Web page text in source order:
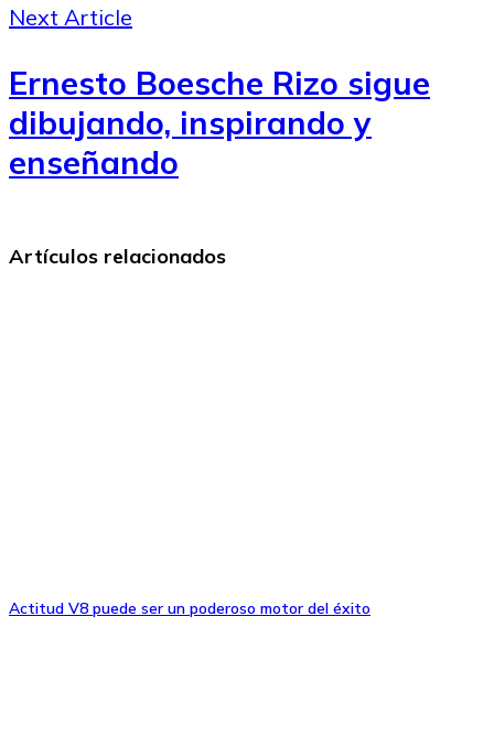
Next Article
Ernesto Boesche Rizo sigue
dibujando, inspirando y
enseñando
Artículos relacionados
Actitud V8 puede ser un poderoso motor del éxito